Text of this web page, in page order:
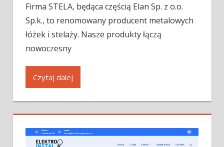
Firma STELA, będąca częścią Elan Sp. z o.o.
Sp.k., to renomowany producent metalowych
łóżek i stelaży. Nasze produkty łączą
nowoczesny
Czytaj dalej